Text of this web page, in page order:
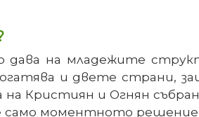
на младежите
и двете страни,
на Кристиян и Огнян
само моментното